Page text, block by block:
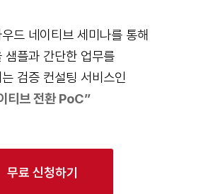
드 네이티브 세미나를 통해
샘플과 간단한 업무를
검증 컨설팅 서비스인
티브 전환 PoC”
무료 신청하기